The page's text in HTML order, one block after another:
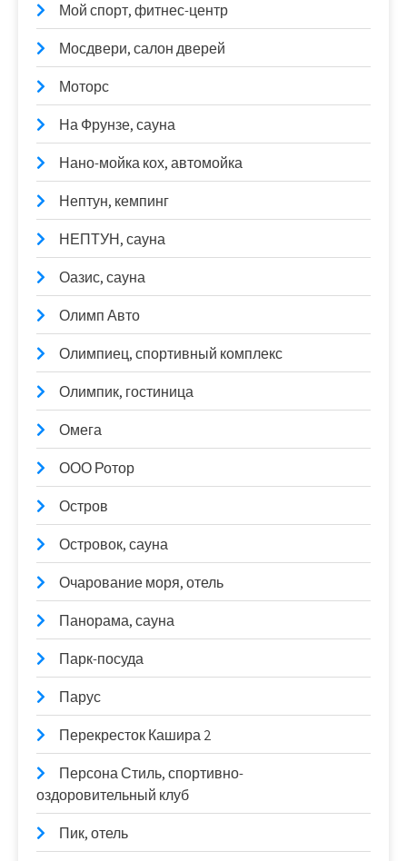
Мой спорт, фитнес-центр
Мосдвери, салон дверей
Моторс
На Фрунзе, сауна
Нано-мойка кох, автомойка
Нептун, кемпинг
НЕПТУН, сауна
Оазис, сауна
Олимп Авто
Олимпиец, спортивный комплекс
Олимпик, гостиница
Омега
ООО Ротор
Остров
Островок, сауна
Очарование моря, отель
Панорама, сауна
Парк-посуда
Парус
Перекресток Кашира 2
Персона Стиль, спортивно-
оздоровительный клуб
Пик, отель